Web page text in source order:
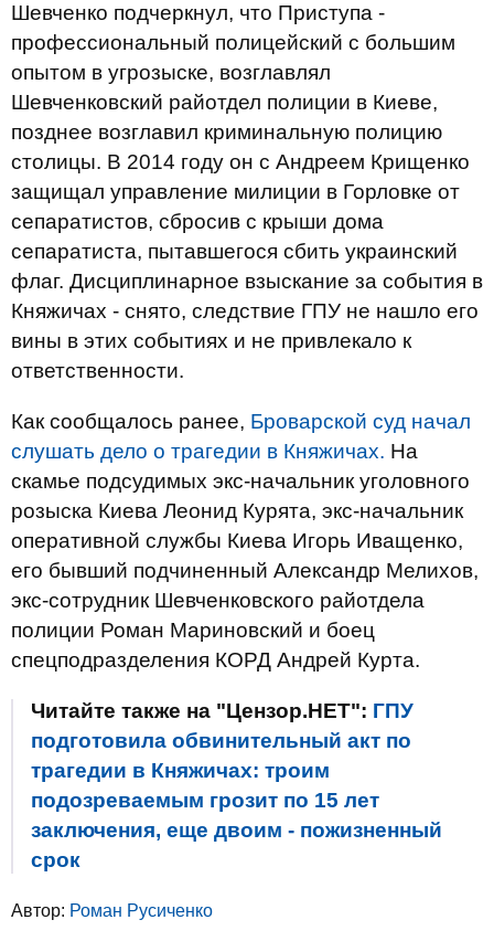
Шевченко подчеркнул, что Приступа -
профессиональный полицейский с большим
опытом в угрозыске, возглавлял
Шевченковский райотдел полиции в Киеве,
позднее возглавил криминальную полицию
столицы. В 2014 году он с Андреем Крищенко
защищал управление милиции в Горловке от
сепаратистов, сбросив с крыши дома
сепаратиста, пытавшегося сбить украинский
флаг. Дисциплинарное взыскание за события в
Княжичах - снято, следствие ГПУ не нашло его
вины в этих событиях и не привлекало к
ответственности.
Как сообщалось ранее, Броварской суд начал
слушать дело о трагедии в Княжичах. На
скамье подсудимых экс-начальник уголовного
розыска Киева Леонид Курята, экс-начальник
оперативной службы Киева Игорь Иващенко,
его бывший подчиненный Александр Мелихов,
экс-сотрудник Шевченковского райотдела
полиции Роман Мариновский и боец ​​
спецподразделения КОРД Андрей Курта.
Читайте также на "Цензор.НЕТ": ГПУ
подготовила обвинительный акт по
трагедии в Княжичах: троим
подозреваемым грозит по 15 лет
заключения, еще двоим - пожизненный
срок
Автор: Роман Русиченко